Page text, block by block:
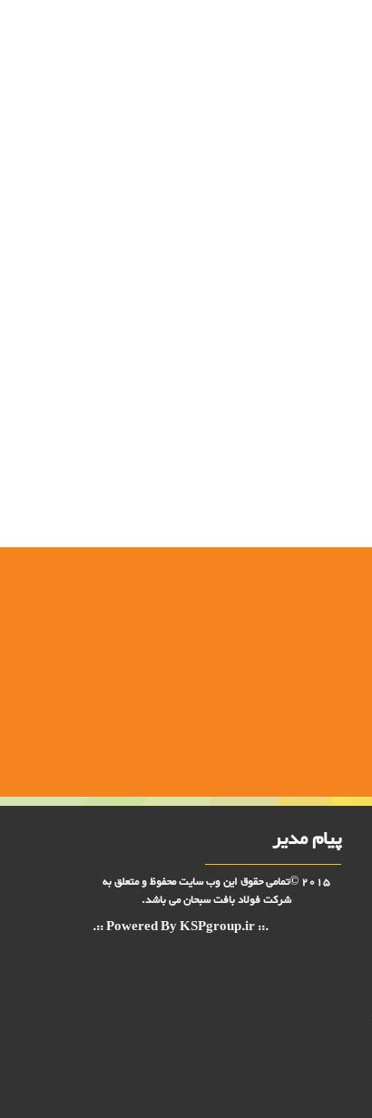
پیام مدیر
2015 ©تمامی حقوق این وب سایت محفوظ و متعلق به
شرکت فولاد بافت سبحان می باشد.
.:: Powered By KSPgroup.ir ::.